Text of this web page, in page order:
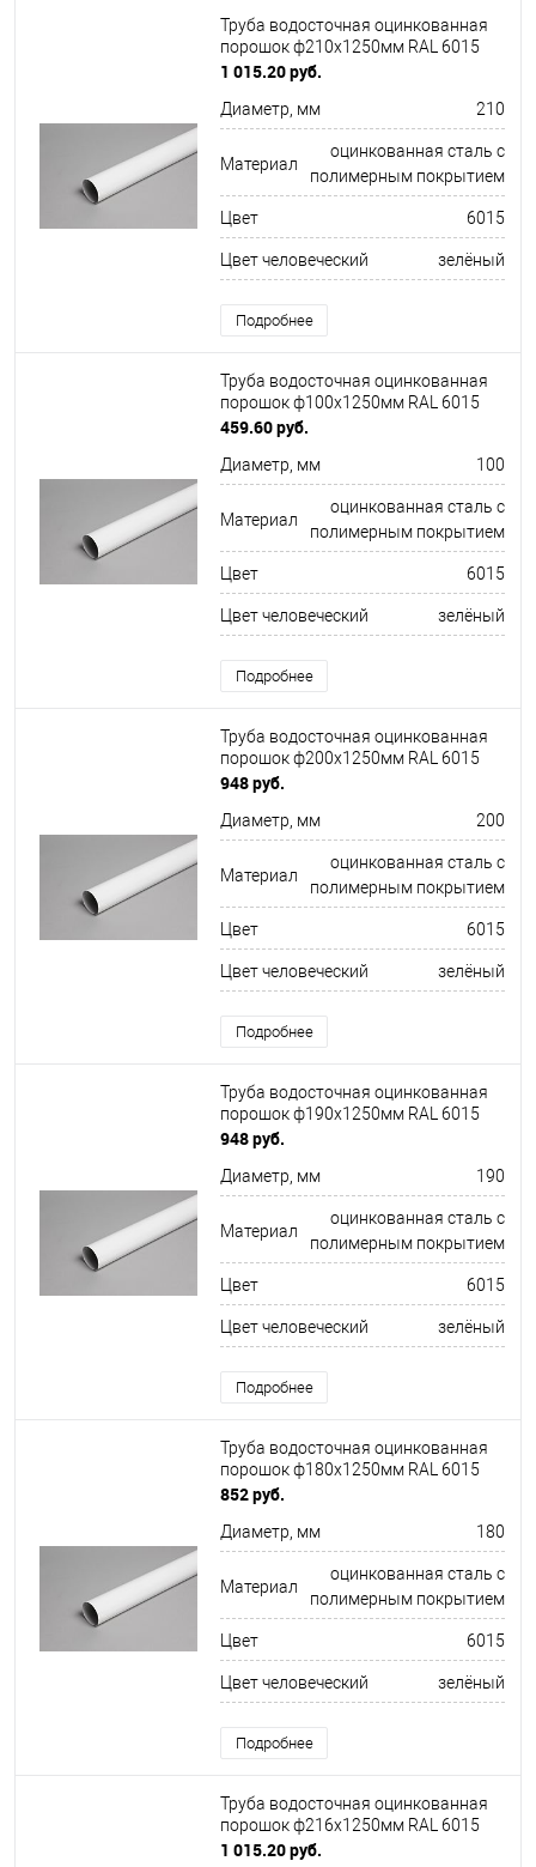
Труба водосточная оцинкованная
порошок ф210х1250мм RAL 6015
1 015.20 руб.
Диаметр, мм 210
Материал
оцинкованная сталь с
полимерным покрытием
Цвет 6015
Цвет человеческий зелёный
Подробнее
Труба водосточная оцинкованная
порошок ф100х1250мм RAL 6015
459.60 руб.
Диаметр, мм 100
Материал
оцинкованная сталь с
полимерным покрытием
Цвет 6015
Цвет человеческий зелёный
Подробнее
Труба водосточная оцинкованная
порошок ф200х1250мм RAL 6015
948 руб.
Диаметр, мм 200
Материал
оцинкованная сталь с
полимерным покрытием
Цвет 6015
Цвет человеческий зелёный
Подробнее
Труба водосточная оцинкованная
порошок ф190х1250мм RAL 6015
948 руб.
Диаметр, мм 190
Материал
оцинкованная сталь с
полимерным покрытием
Цвет 6015
Цвет человеческий зелёный
Подробнее
Труба водосточная оцинкованная
порошок ф180х1250мм RAL 6015
852 руб.
Диаметр, мм 180
Материал
оцинкованная сталь с
полимерным покрытием
Цвет 6015
Цвет человеческий зелёный
Подробнее
Труба водосточная оцинкованная
порошок ф216х1250мм RAL 6015
1 015.20 руб.